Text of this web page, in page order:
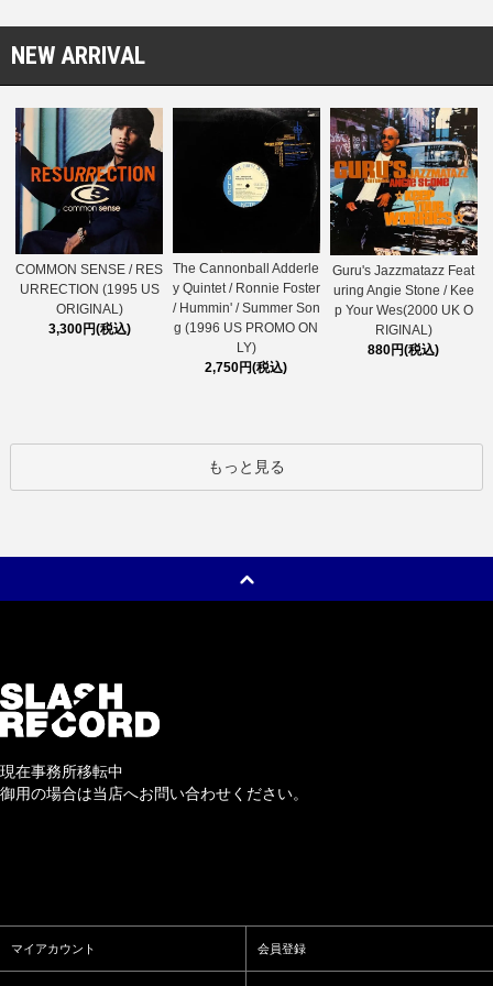
NEW ARRIVAL
COMMON SENSE / RES
URRECTION (1995 US
ORIGINAL)
3,300円(税込)
The Cannonball Adderle
y Quintet / Ronnie Foster
/ Hummin' / Summer Son
g (1996 US PROMO ON
LY)
2,750円(税込)
Guru's Jazzmatazz Feat
uring Angie Stone / Kee
p Your Wes(2000 UK O
RIGINAL)
880円(税込)
もっと見る
現在事務所移転中
御用の場合は当店へお問い合わせください。
マイアカウント 会員登録